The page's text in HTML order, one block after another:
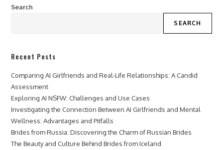
Search
SEARCH
Recent Posts
Comparing AI Girlfriends and Real-Life Relationships: A Candid
Assessment
Exploring AI NSFW: Challenges and Use Cases
Investigating the Connection Between AI Girlfriends and Mental
Wellness: Advantages and Pitfalls
Brides from Russia: Discovering the Charm of Russian Brides
The Beauty and Culture Behind Brides from Iceland